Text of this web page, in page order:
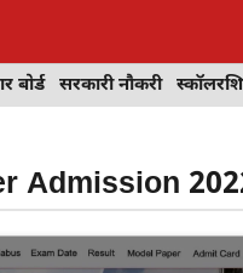
बोर्ड सरकारी नौकरी
Admission